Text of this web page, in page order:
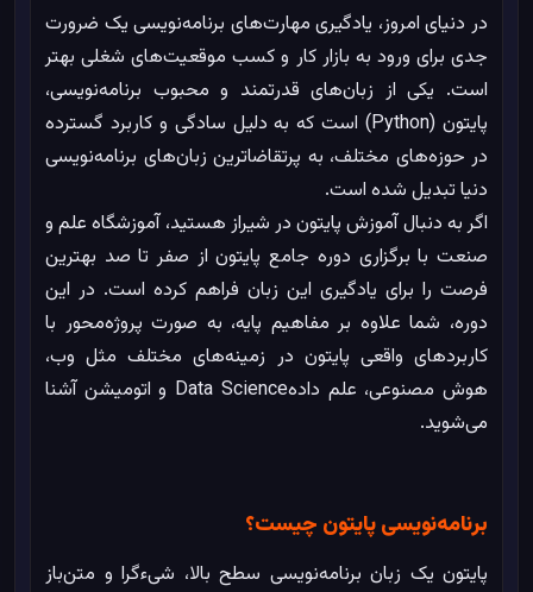
در دنیای امروز، یادگیری مهارت‌های برنامه‌نویسی یک ضرورت
جدی برای ورود به بازار کار و کسب موقعیت‌های شغلی بهتر
است. یکی از زبان‌های قدرتمند و محبوب برنامه‌نویسی،
پایتون (Python) است که به دلیل سادگی و کاربرد گسترده
در حوزه‌های مختلف، به پرتقاضاترین زبان‌های برنامه‌نویسی
دنیا تبدیل شده است.
اگر به دنبال آموزش پایتون در شیراز هستید، آموزشگاه علم و
صنعت با برگزاری دوره جامع پایتون از صفر تا صد بهترین
فرصت را برای یادگیری این زبان فراهم کرده است. در این
دوره، شما علاوه بر مفاهیم پایه، به صورت پروژه‌محور با
کاربردهای واقعی پایتون در زمینه‌های مختلف مثل وب،
هوش مصنوعی، علم دادهData Science و اتومیشن آشنا
می‌شوید.
برنامه‌نویسی پایتون چیست؟
پایتون یک زبان برنامه‌نویسی سطح بالا، شی‌ءگرا و متن‌باز